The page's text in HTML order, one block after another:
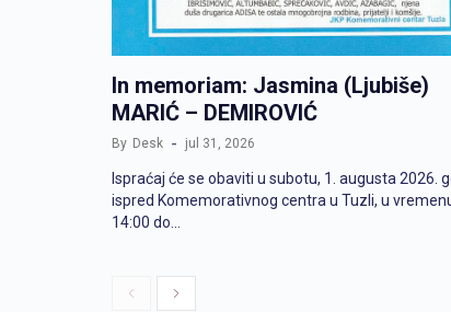
In memoriam: Jasmina (Ljubiše)
MARIĆ – DEMIROVIĆ
By Desk jul 31, 2026
Ispraćaj će se obaviti u subotu, 1. augusta 2026.
ispred Komemorativnog centra u Tuzli, u
14:00 do…
PreviousNext